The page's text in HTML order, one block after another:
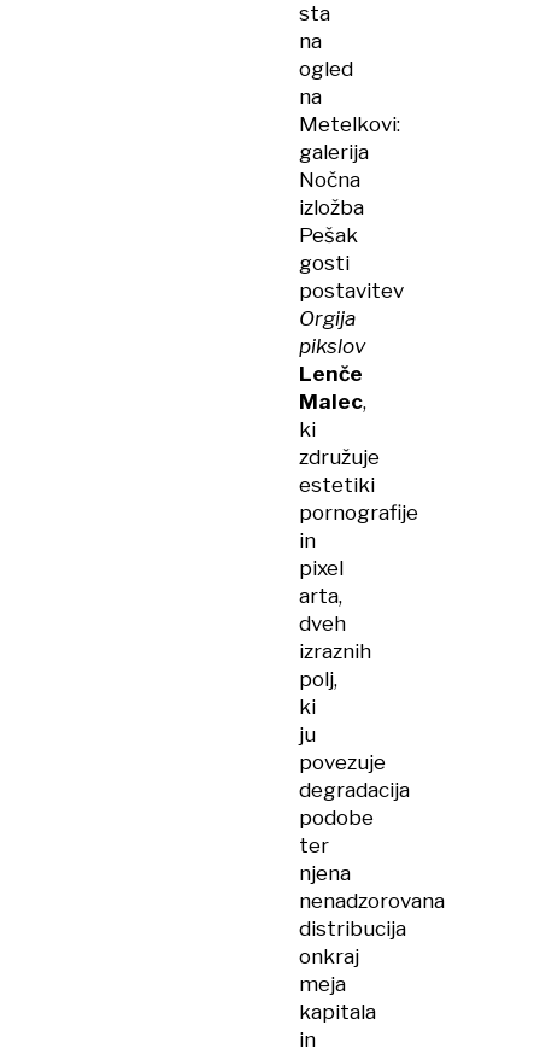
sta
na
ogled
na
Metelkovi:
galerija
Nočna
izložba
Pešak
gosti
postavitev
Orgija
pikslov
Lenče
Malec,
ki
združuje
estetiki
pornografije
in
pixel
arta,
dveh
izraznih
polj,
ki
ju
povezuje
degradacija
podobe
ter
njena
nenadzorovana
distribucija
onkraj
meja
kapitala
in